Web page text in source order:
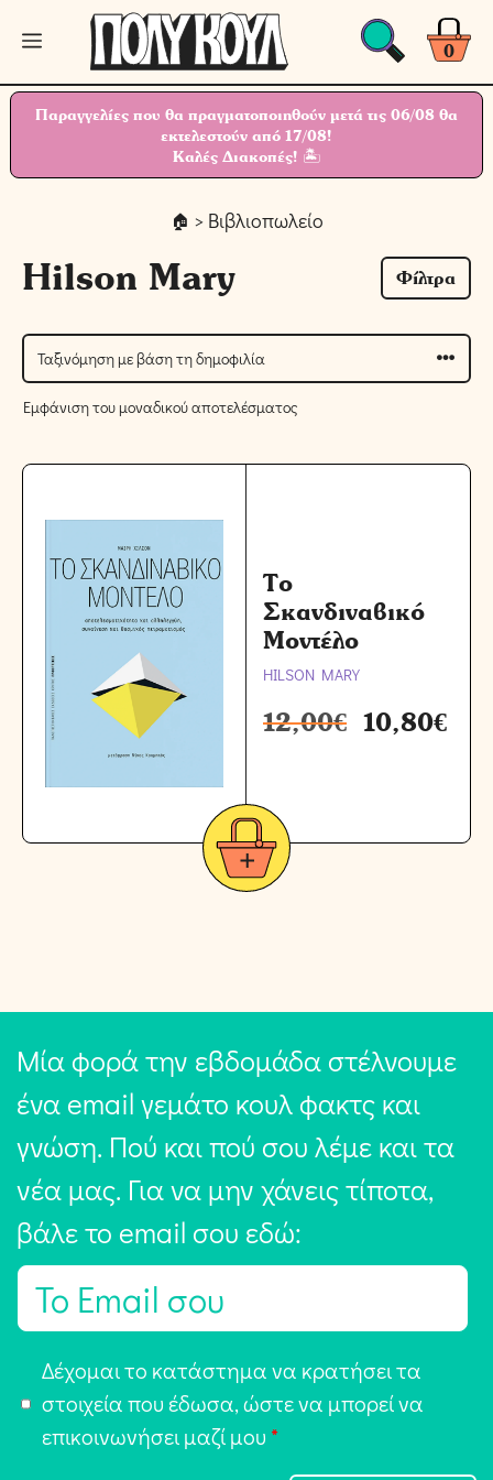
Μετάβαση
περιεχόμενο
0
Μενού
Παραγγελίες που θα πραγματοποιηθούν μετά τις 06/08 θα
εκτελεστούν από 17/08!
Καλές Διακοπές! 🏝
> Βιβλιοπωλείο
Hilson Mary Φίλτρα
Εμφάνιση του μοναδικού αποτελέσματος
Το
Σκανδιναβικό
Μοντέλο
HILSON MARY
12,00€ 10,80€
Μία φορά την εβδομάδα στέλνουμε
ένα email γεμάτο κουλ φακτς και
γνώση. Πού και πού σου λέμε και τα
νέα μας. Για να μην χάνεις τίποτα,
βάλε το email σου εδώ:
E
π
Δέχομαι το κατάστημα να κρατήσει τα
στοιχεία που έδωσα, ώστε να μπορεί να
επικοινωνήσει μαζί μου *